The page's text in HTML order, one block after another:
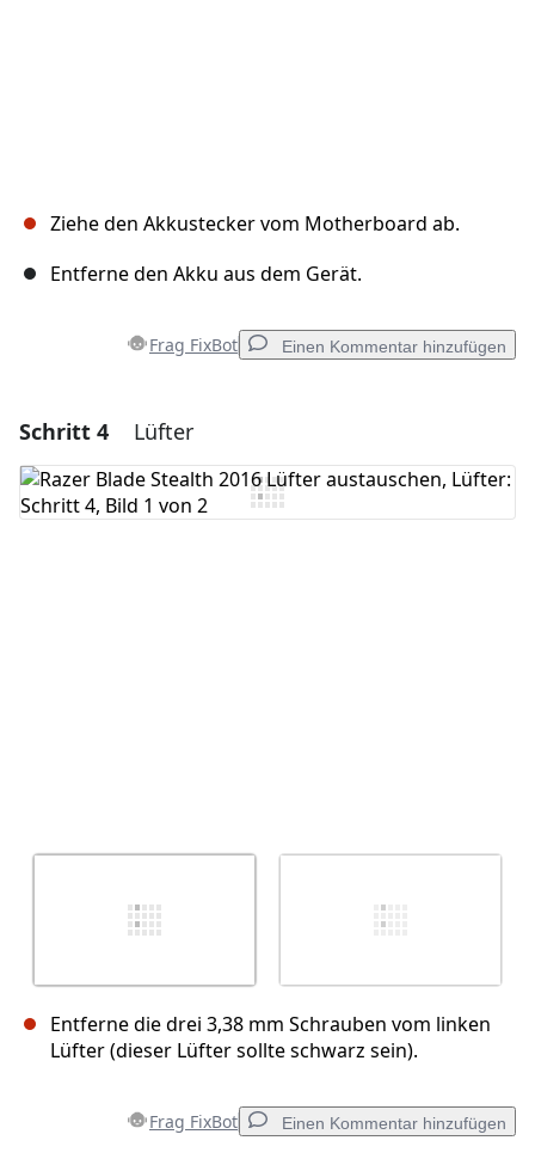
Ziehe den Akkustecker vom Motherboard ab.
Entferne den Akku aus dem Gerät.
Frag FixBot Einen Kommentar hinzufügen
Einen Kommentar hinzufügen
Kommentar hinzufügen
Schritt 4 Lüfter
Entferne die drei 3,38 mm Schrauben vom linken
Lüfter (dieser Lüfter sollte schwarz sein).
Frag FixBot Einen Kommentar hinzufügen